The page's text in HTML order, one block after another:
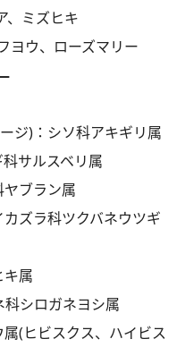
、ミズヒキ
ヨウ、ローズマリー
ジ)：シソ科アキギリ属
サルスベリ属
ブラン属
ズラ科ツクバネウツギ
属
シロガネヨシ属
(ヒビスクス、ハイビス